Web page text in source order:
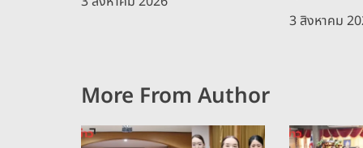
3 สิงหาคม
More From Author